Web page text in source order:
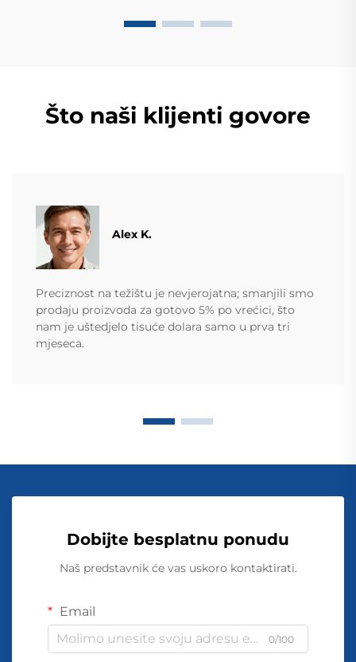
Što naši klijenti govore
Alex K.
Preciznost na težištu je nevjerojatna; smanjili smo
prodaju proizvoda za gotovo 5% po vrećici, što
nam je uštedjelo tisuće dolara samo u prva tri
mjeseca.
Dobijte besplatnu ponudu
Naš predstavnik će vas uskoro kontaktirati.
Email
0/100